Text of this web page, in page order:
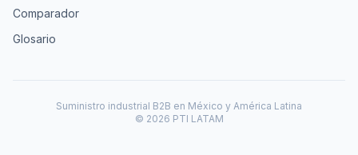
Comparador
Glosario
Suministro industrial B2B en México y América Latina
© 2026 PTI LATAM